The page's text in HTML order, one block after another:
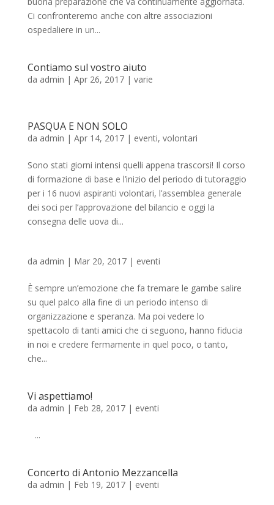
Ci confronteremo anche con altre associazioni
ospedaliere in un...
Contiamo sul vostro aiuto
da admin | Apr 26, 2017| varie
PASQUA E NON SOLO
da admin | Apr 14, 2017| eventi, volontari
Sono stati giorni intensi quelli appena trascorsi! Il corso
di formazione di base e l’inizio del periodo di tutoraggio
per i 16 nuovi aspiranti volontari, l’assemblea generale
dei soci per l’approvazione del bilancio e oggi la
consegna delle uova di...
da admin | Mar 20, 2017| eventi
È sempre un’emozione che fa tremare le gambe salire
su quel palco alla fine di un periodo intenso di
organizzazione e speranza. Ma poi vedere lo
spettacolo di tanti amici che ci seguono, hanno fiducia
in noi e credere fermamente in quel poco, o tanto,
che...
Vi aspettiamo!
da admin | Feb 28, 2017| eventi
...
Concerto di Antonio Mezzancella
da admin | Feb 19, 2017| eventi